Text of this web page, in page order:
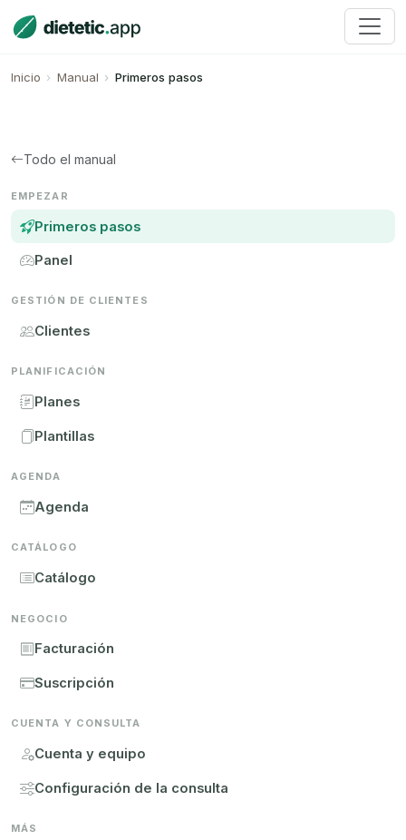
Inicio Manual Primeros pasos
Todo el manual
EMPEZAR
Primeros pasos
Panel
GESTIÓN DE CLIENTES
Clientes
PLANIFICACIÓN
Planes
Plantillas
AGENDA
Agenda
CATÁLOGO
Catálogo
NEGOCIO
Facturación
Suscripción
CUENTA Y CONSULTA
Cuenta y equipo
Configuración de la consulta
MÁS